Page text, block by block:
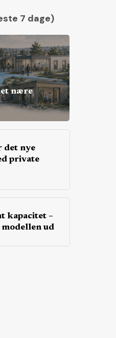
7 dage)
nære
det nye
private
kapacitet –
ud